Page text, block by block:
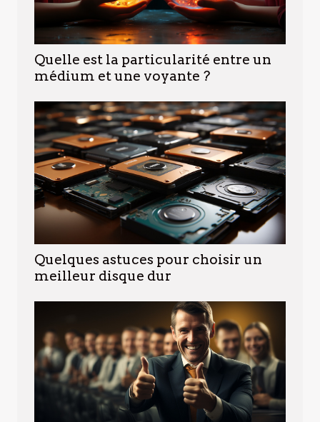
Quelle est la particularité entre un
médium et une voyante ?
Quelques astuces pour choisir un
meilleur disque dur